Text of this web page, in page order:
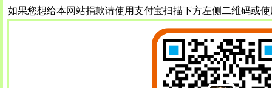
如果您想给本网站捐款请使用支付宝扫描下方左侧二维码或